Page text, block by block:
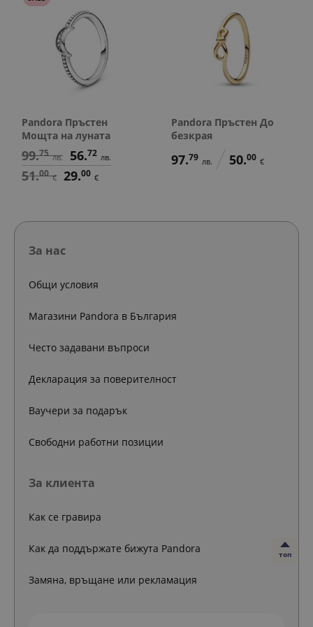
Pandora Пръстен
Мощта на луната
99.75 лв. 56.72 лв.
51.00 € 29.00 €
Pandora Пръстен До
безкрая
97.79 лв. 50.00 €
топ
За нас
Общи условия
Магазини Pandora в България
Често задавани въпроси
Декларация за поверителност
Ваучери за подарък
Свободни работни позиции
За клиента
Как се гравира
Как да поддържате бижута Pandora
Замяна, връщане или рекламация